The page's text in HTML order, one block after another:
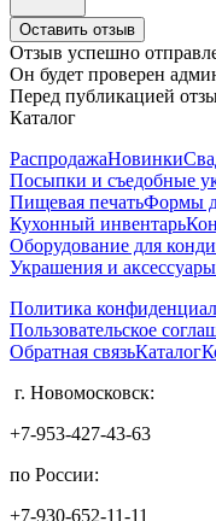
Оставить отзыв
Отзыв успешно
Он будет проверен
Перед публикацией
Каталог
РаспродажаНовинки
Посыпки и съедобные
Пищевая печатьФормы
Кухонный инвентарь
Оборудование для
Украшения и аксессуары
Политика
Пользовательское
Обратная связьКаталог
г. Новомосковск:
+7-953-427-43-63
по России:
+7-930-652-11-11